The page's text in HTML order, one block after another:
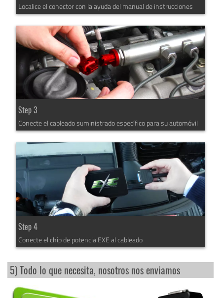
Localice el conector con la ayuda del manual de instrucciones
Step 3
Conecte el cableado suministrado específico para su automóvil
Step 4
Conecte el chip de potencia EXE al cableado
5) Todo lo que necesita, nosotros nos enviamos